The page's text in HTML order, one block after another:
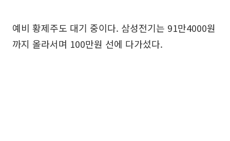
예비 황제주도 대기 중이다. 삼성전기는 91만4000원
까지 올라서며 100만원 선에 다가섰다.